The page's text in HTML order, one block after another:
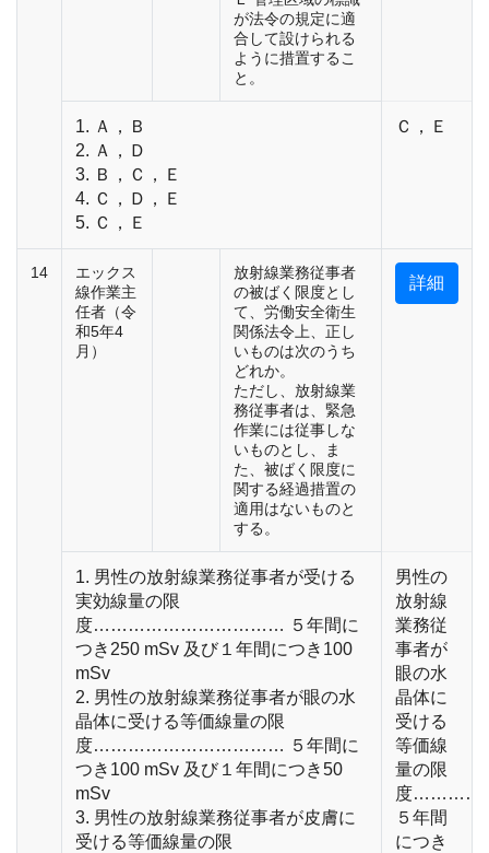
が法令の規定に適
合して設けられる
ように措置するこ
と。
1. Ａ，Ｂ
2. Ａ，Ｄ
3. Ｂ，Ｃ，Ｅ
4. Ｃ，Ｄ，Ｅ
5. Ｃ，Ｅ
Ｃ，Ｅ
14
エックス
線作業主
任者（令
和5年4
月）
放射線業務従事者
の被ばく限度とし
て、労働安全衛生
関係法令上、正し
いものは次のうち
どれか。
ただし、放射線業
務従事者は、緊急
作業には従事しな
いものとし、ま
た、被ばく限度に
関する経過措置の
適用はないものと
する。
詳細
1. 男性の放射線業務従事者が受ける
実効線量の限
度…………………………… ５年間に
つき250 mSv 及び１年間につき100
mSv
2. 男性の放射線業務従事者が眼の水
晶体に受ける等価線量の限
度…………………………… ５年間に
つき100 mSv 及び１年間につき50
mSv
3. 男性の放射線業務従事者が皮膚に
受ける等価線量の限
男性の
放射線
業務従
事者が
眼の水
晶体に
受ける
等価線
量の限
度
５年間
につき